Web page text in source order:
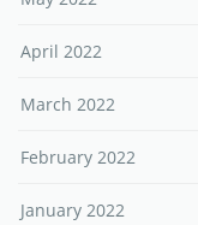
April 2022
March 2022
February 2022
January 2022